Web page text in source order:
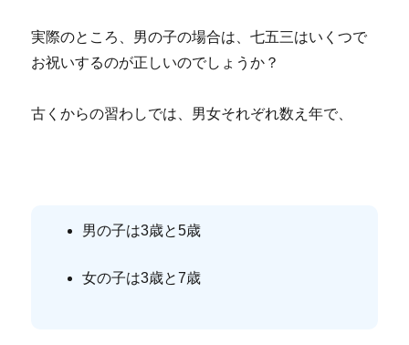
実際のところ、男の子の場合は、七五三はいくつで
お祝いするのが正しいのでしょうか？
古くからの習わしでは、男女それぞれ数え年で、
男の子は3歳と5歳
女の子は3歳と7歳